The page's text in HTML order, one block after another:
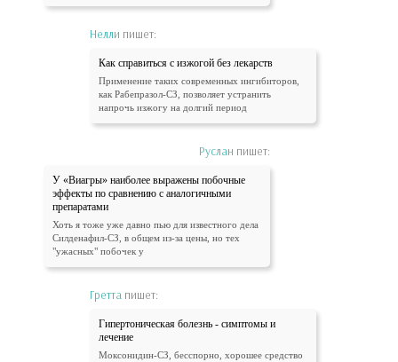
Нелли пишет:
Как справиться с изжогой без лекарств
Применение таких современных ингибиторов,
как Рабепразол-СЗ, позволяет устранить
напрочь изжогу на долгий период
Руслан пишет:
У «Виагры» наиболее выражены побочные
эффекты по сравнению с аналогичными
препаратами
Хоть я тоже уже давно пью для известного дела
Силденафил-СЗ, в общем из-за цены, но тех
"ужасных" побочек у
Гретта пишет:
Гипертоническая болезнь - симптомы и
лечение
Моксонидин-СЗ, бесспорно, хорошее средство